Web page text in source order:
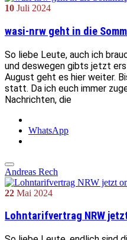
10 Juli 2024
wasi-nrw geht in die
So liebe Leute, auch ich
und deswegen gibts jetzt
August geht es hier weiter.
statt. Da ich euch immer
Nachrichten, die
WhatsApp
Andreas Rech
22 Mai 2024
Lohntarifvertrag NRW